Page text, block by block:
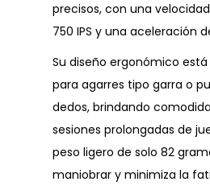
precisos, con una
750 IPS y una aceleración
Su diseño ergonómico
para agarres tipo garra o
dedos, brindando
sesiones prolongadas de
peso ligero de solo 82
maniobrar y minimiza la